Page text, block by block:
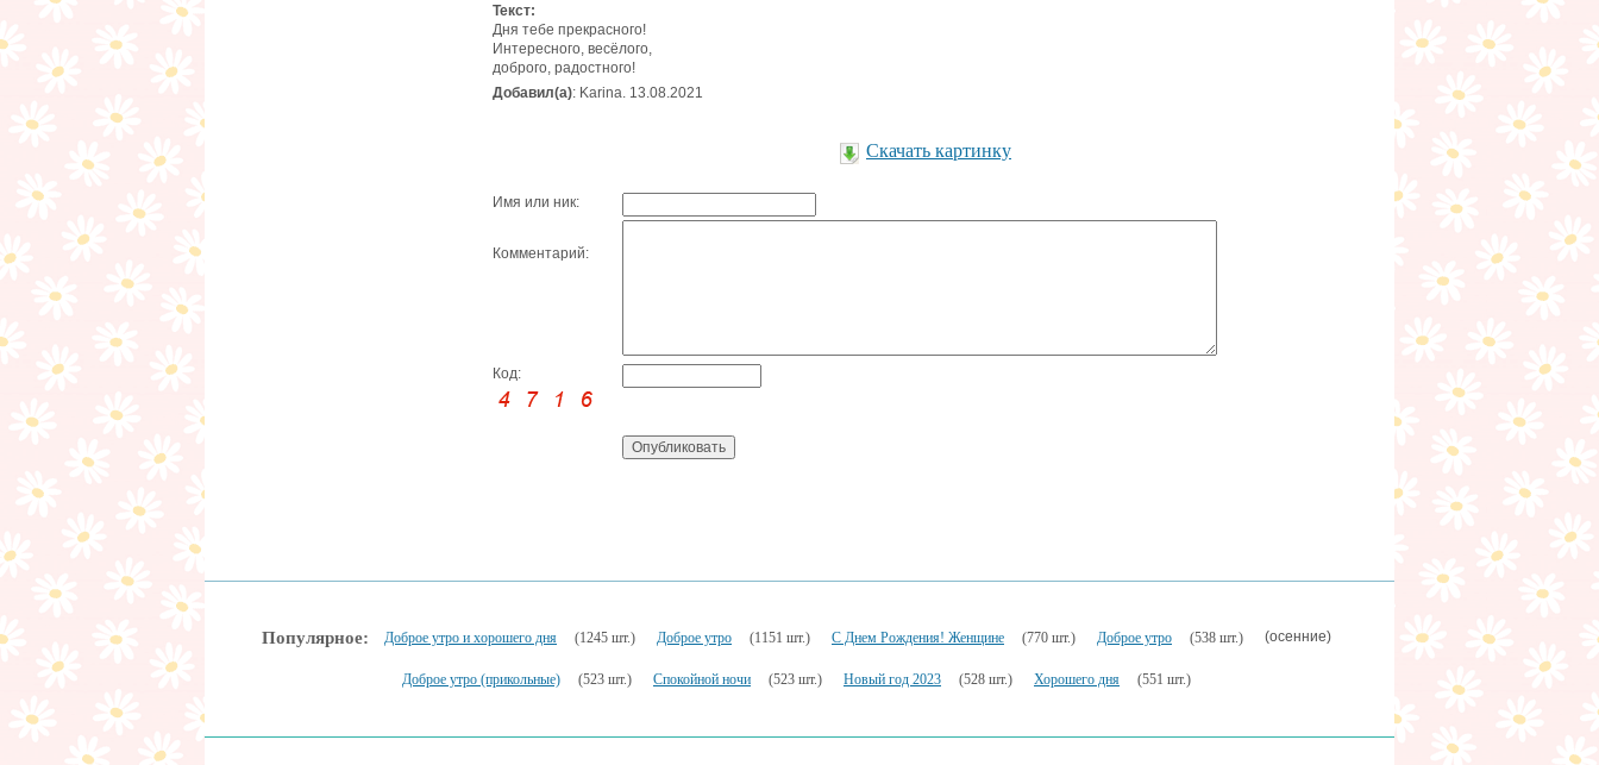
Текст:
Дня тебе прекрасного!
Интересного, весёлого,
доброго, радостного!
Добавил(а): Karina. 13.08.2021
Скачать картинку
Имя или ник:
Комментарий:
Код:
Популярное: Доброе утро и хорошего дня (1245 шт.) Доброе утро (1151 шт.) С Днем Рождения! Женщине (770 шт.) Доброе утро (538 шт.) (осенние)
Доброе утро (прикольные) (523 шт.) Спокойной ночи (523 шт.) Новый год 2023 (528 шт.) Хорошего дня (551 шт.)